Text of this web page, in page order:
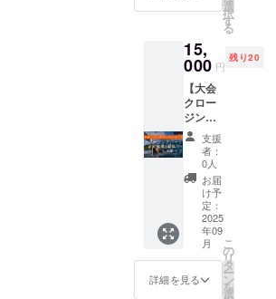
メール
りしま
す。
ネーム
ます 。
・[掲載
期間]：
事業が
存続す
る限り
掲載 ・
[掲載方
法]：文
字のみ
・[注意
事項]：
※御支援
時に記
名する
前・
させて
■ 動画
記名 ・
Volcano
Cupの
SNSに
あげる
お礼動
画でご
指定の
お名
前・
ニック
ネーム
を記載
いたし
・[掲載
63） ・
桜島
シーサ
イドホ
テルの
温泉付
き！ ・
支援者
様の交
通費や
滞在費
は各自
でご負
担くだ
さい。
ウド
時にフ
リーダ
イビン
グプ
ラット
フォー
ムに掲
げま
す。 ・
[掲載期
間]：事
業が存
続する
限り掲
載 ※イ
ベント
時のみ
のXLサ
対応し
たもの
になり
ます！
XL
サイズ
追加以
外、全
く同じ
内容に
なりま
す。
Volcano
Cupオ
リジナ
ルＴ
選
択
す
る
15,
000 円
残り20
【大会
クロー
ジング
パー
ティー
コー
ス：ク
ロージ
ング
パー
ティ参
加券 + T
シャ
ツ】
■ 大会
支援
者：
0人
お届
け予
定：
2025
年09
月
詳細を見る
こ
の
リ
タ
ー
ン
を
選